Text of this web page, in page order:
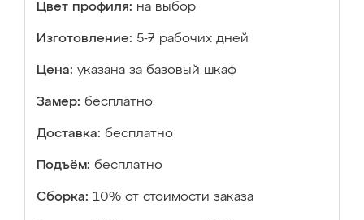
Цвет профиля: на выбор
Изготовление: 5-7 рабочих дней
Цена: указана за базовый шкаф
Замер: бесплатно
Доставка: бесплатно
Подъём: бесплатно
Сборка: 10% от стоимости заказа